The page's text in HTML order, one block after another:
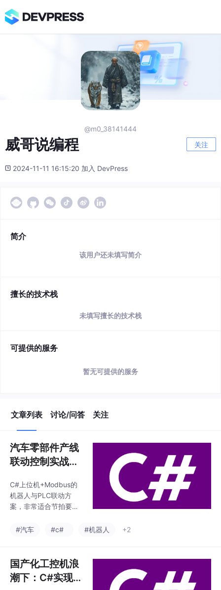
@m0_38141444
威哥说编程 关注
2024-11-11 16:15:20 加入 DevPress
简介
该用户还未填写简介
擅长的技术栈
未填写擅长的技术栈
可提供的服务
暂无可提供的服务
文章列表 讨论/问答 关注
汽车零部件产线
联动控制实战：
bus实现机器人
与PLC协同调度
C#上位机+Modbus的
机器人与PLC联动方
案，非常适合节拍要求
与成本的汽车零部件产
有主流PLC与机器人品
牌，开发和维护成本都
远低于专用总线方案，
#汽车 #c# #机器人 +2
国产化工控机浪
潮下：C#实现M